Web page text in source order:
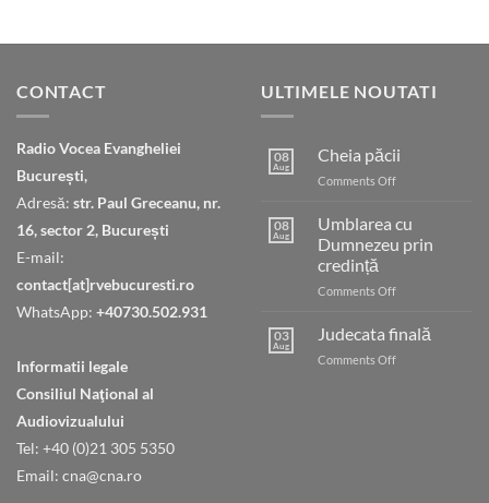
CONTACT
Radio Vocea Evangheliei
București,
Adresă: str. Paul Greceanu, nr.
16, sector 2, București
E-mail:
contact[at]rvebucuresti.ro
WhatsApp: +40730.502.931
Informatii legale
Consiliul Naţional al
Audiovizualului
Tel: +40 (0)21 305 5350
Email: cna@cna.ro
ULTIMELE NOUTATI
08
Aug
Cheia păcii
Comments Offon
08
Aug
Umblarea cu
Dumnezeu prin
credință
Comments Offon
cu
Dumnezeu
prin
03
Aug
Judecata finală
Comments Offon